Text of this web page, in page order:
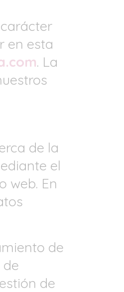
en esta
. La
de la
el
web. En
de
de